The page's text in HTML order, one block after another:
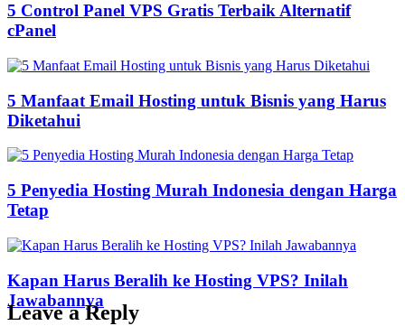
5 Control Panel VPS Gratis Terbaik Alternatif
cPanel
5 Manfaat Email Hosting untuk Bisnis yang Harus
Diketahui
5 Penyedia Hosting Murah Indonesia dengan Harga
Tetap
Kapan Harus Beralih ke Hosting VPS? Inilah
Jawabannya
Leave a Reply